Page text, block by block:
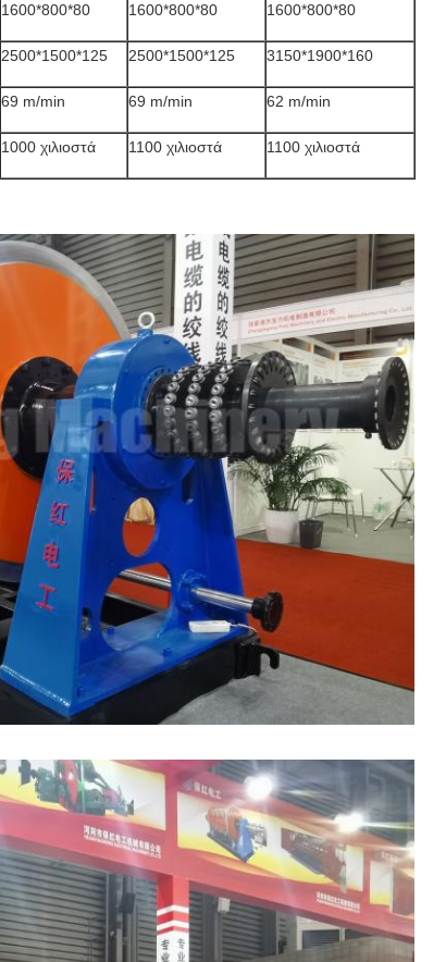
1600*800*80 1600*800*80 1600*800*80
2500*1500*125 2500*1500*125 3150*1900*160
69 m/min 69 m/min 62 m/min
1000 χιλιοστά 1100 χιλιοστά 1100 χιλιοστά